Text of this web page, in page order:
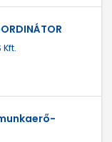
Kft.